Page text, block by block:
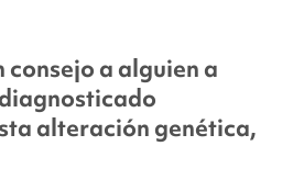
consejo a alguien a
alteración genética,